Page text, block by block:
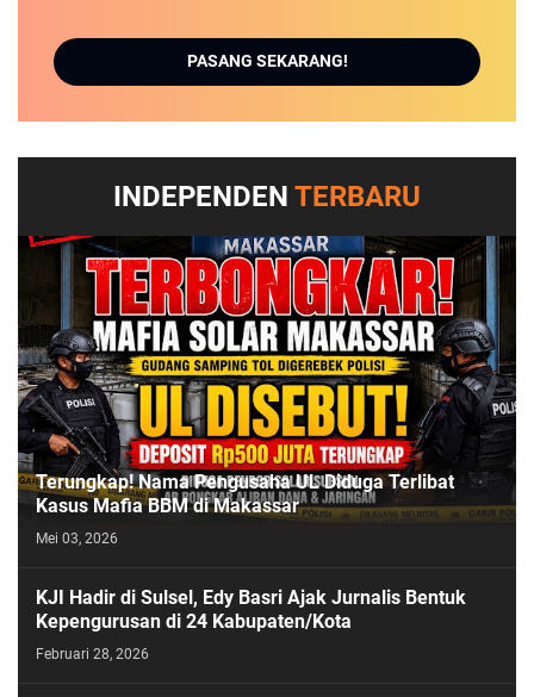
PASANG SEKARANG!
INDEPENDEN TERBARU
Terungkap! Nama Pengusaha UL Diduga Terlibat
Kasus Mafia BBM di Makassar
Mei 03, 2026
KJI Hadir di Sulsel, Edy Basri Ajak Jurnalis Bentuk
Kepengurusan di 24 Kabupaten/Kota
Februari 28, 2026